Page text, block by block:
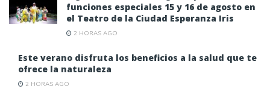
funciones especiales 15 y 16 de agosto en
el Teatro de la Ciudad Esperanza Iris
2 HORAS AGO
Este verano disfruta los beneficios a la salud que te
ofrece la naturaleza
2 HORAS AGO